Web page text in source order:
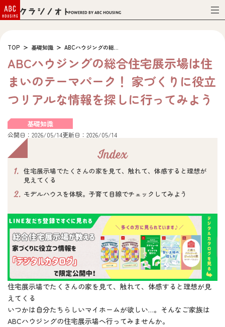
Powered by ABC HOUSING
TOP 基礎知識 ABCハウジングの総...
ABCハウジングの総合住宅展示場は住
まいのテーマパーク！ 家づくりに役立
つリアルな情報を探しに行ってみよう
基礎知識
公開日：2026/05/14更新日：2026/05/14
Index
1. 住宅展示場でたくさんの家を見て、触れて、体感すると理想が
見えてくる
2. モデルハウスを体験。子育て目線でチェックしてみよう
住宅展示場でたくさんの家を見て、触れて、体感すると理想が見
えてくる
いつかは自分たちらしいマイホームが欲しい…。そんなご家族は
ABCハウジングの住宅展示場へ行ってみませんか。